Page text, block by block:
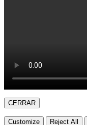
CERRAR
Customize Reject All